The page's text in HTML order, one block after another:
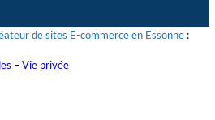
de sites E-commerce en Essonne :
–Vie privée